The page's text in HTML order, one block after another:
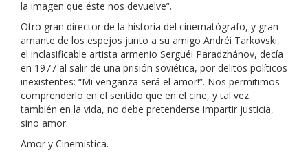
la imagen que éste nos devuelve”.
Otro gran director de la historia del cinematógrafo, y gran
amante de los espejos junto a su amigo Andréi Tarkovski,
el inclasificable artista armenio Serguéi Paradzhánov, decía
en 1977 al salir de una prisión soviética, por delitos políticos
inexistentes: “Mi venganza será el amor!”. Nos permitimos
comprenderlo en el sentido que en el cine, y tal vez
también en la vida, no debe pretenderse impartir justicia,
sino amor.
Amor y Cinemística.